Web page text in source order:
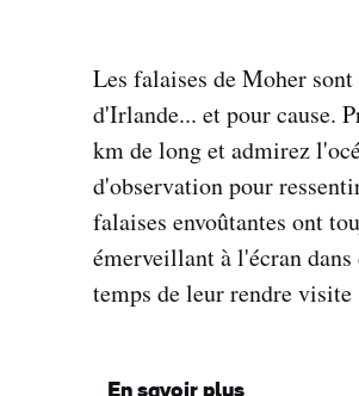
Les falaises de Moher
d'Irlande... et pour cause.
km de long et admirez
d'observation pour
falaises envoûtantes ont
émerveillant à l'écran
temps de leur rendre visite